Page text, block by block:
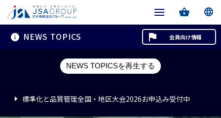
NEWS TOPICS
NEWS TOPICSを再生する
標準化と品質管理全国・地区大会2026お申込み受付中
標準化と品質管理全国・地区大会2026お申込み受付中
会員向け情報